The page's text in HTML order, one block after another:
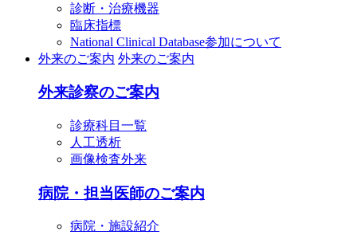
診断・治療機器
臨床指標
National Clinical Database参加について
外来のご案内 外来のご案内
外来診察のご案内
診療科目一覧
人工透析
画像検査外来
病院・担当医師のご案内
病院・施設紹介